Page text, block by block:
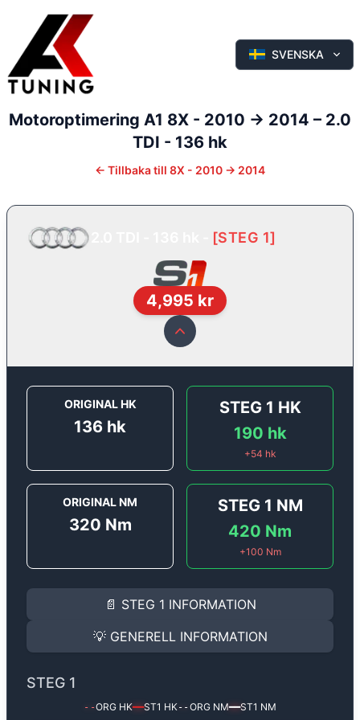
SVENSKA
Motoroptimering A1 8X - 2010 -> 2014 – 2.0
TDI - 136 hk
← Tillbaka till 8X - 2010 -> 2014
[STEG 1]
4,995 kr
ORIGINAL HK
136 hk
STEG 1 HK
190 hk
+54 hk
ORIGINAL NM
320 Nm
STEG 1 NM
420 Nm
+100 Nm
📄 STEG 1 INFORMATION
INFORMATION
Steg 1
Audi A1 2.0 TDI - 136 hk.
Effekten ökar från136 hktill190 hkoch
(+54 hk & +100 Nm).
Ger mer effekt, högre vridmoment, lägre
Steg 1 mjukvara justerar vi ett antal
💡 GENERELL INFORMATION
✅ All mjukvara är skräddarsydd för din bil
✅ Felsökning inann samt efter optimering
STEG 1
--ORG HK━━ST1 HK--ORG NM━━ST1 NM